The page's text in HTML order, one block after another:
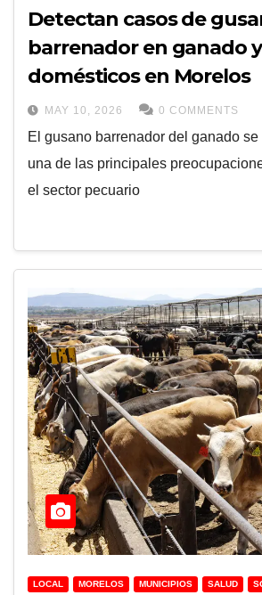
Detectan casos de
barrenador en ganado
domésticos en Morelos
MAY 10, 2026 0 COMMENTS
El gusano barrenador del ganado
una de las principales
el sector pecuario
LOCAL MORELOS MUNICIPIOS SALUD